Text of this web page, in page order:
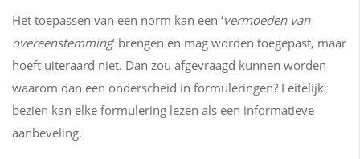
Het toepassen van een norm kan een ‘vermoeden van
overeenstemming’ brengen en mag worden toegepast, maar
hoeft uiteraard niet. Dan zou afgevraagd kunnen worden
waarom dan een onderscheid in formuleringen? Feitelijk
bezien kan elke formulering lezen als een informatieve
aanbeveling.